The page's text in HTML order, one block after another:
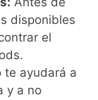
disponibles
el
te ayudará a
y a no